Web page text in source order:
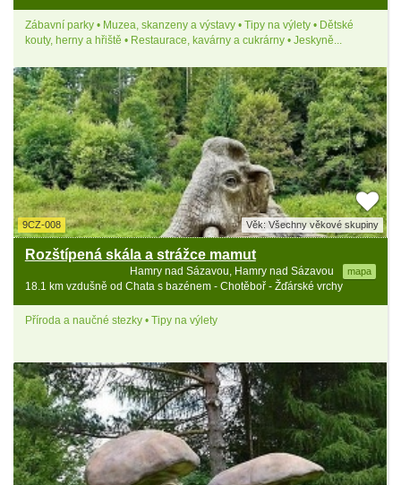
Zábavní parky • Muzea, skanzeny a výstavy • Tipy na výlety • Dětské
kouty, herny a hřiště • Restaurace, kavárny a cukrárny • Jeskyně...
9CZ-008 Věk: Všechny věkové skupiny
Rozštípená skála a strážce mamut
Hamry nad Sázavou, Hamry nad Sázavou mapa
18.1 km vzdušně od Chata s bazénem - Chotěboř - Žďárské vrchy
Příroda a naučné stezky • Tipy na výlety